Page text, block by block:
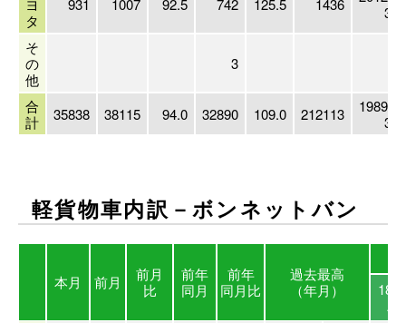
ヨ
タ
931 1007 92.5 742 125.5 1436
3
そ
の
他
3
合
計
35838 38115 94.0 32890 109.0 212113
1989/
3
軽貨物車内訳－ボンネットバン
本月 前月
前月
比
前年
同月
前年
同月比
過去最高
（年月）
18年
A